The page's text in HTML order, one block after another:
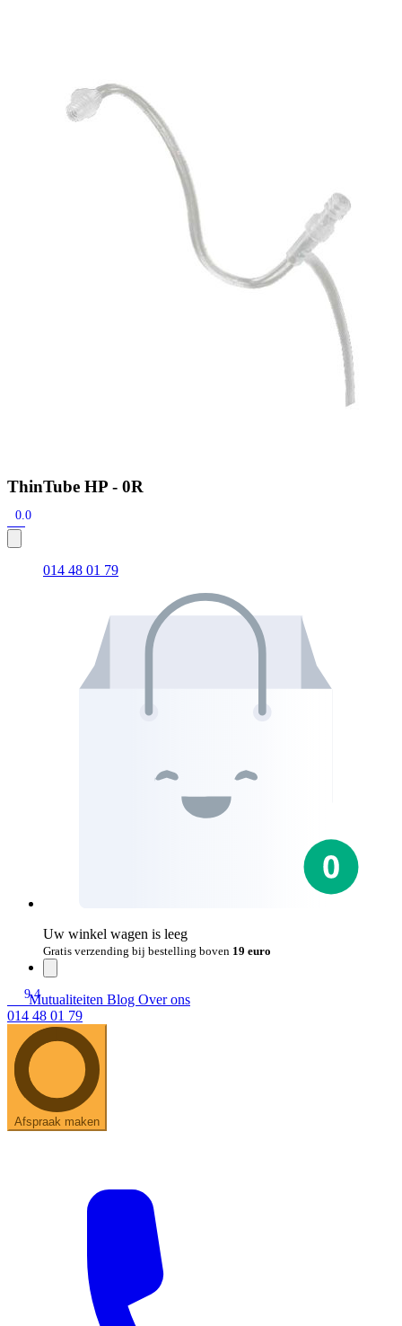
Hoorapparaatbatterijen
ReSound Vivia
Oticon IntentSignia SilkFilters
Oticon Intent 1 - Oplaadbaar
De Oticon Intent is het nieuwste hoorapparaat van dit moment.
ThinTube HP - 0R
0.0
014 48 01 79
Uw winkel wagen is leeg
Gratis verzending bij bestelling boven 19 euro
9.4
Mutualiteiten Blog Over ons
014 48 01 79
Afspraak maken